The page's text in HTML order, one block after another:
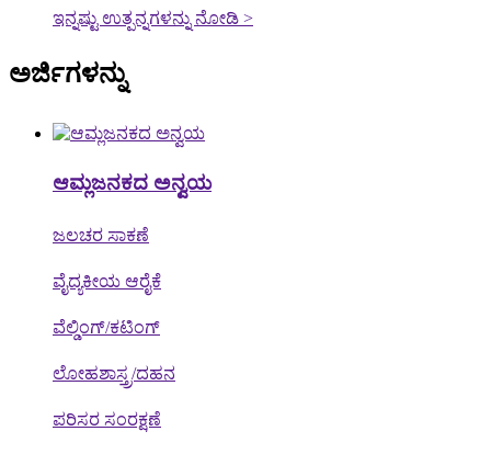
ಇನ್ನಷ್ಟು ಉತ್ಪನ್ನಗಳನ್ನು ನೋಡಿ >
ಅರ್ಜಿಗಳನ್ನು
ಆಮ್ಲಜನಕದ ಅನ್ವಯ
ಜಲಚರ ಸಾಕಣೆ
ವೈದ್ಯಕೀಯ ಆರೈಕೆ
ವೆಲ್ಡಿಂಗ್/ಕಟಿಂಗ್
ಲೋಹಶಾಸ್ತ್ರ/ದಹನ
ಪರಿಸರ ಸಂರಕ್ಷಣೆ